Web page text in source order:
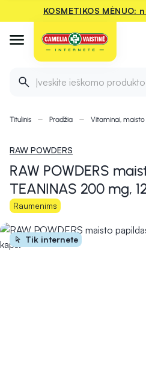
KOSMETIKOS
Įveskite ieškomo
Titulinis Pradžia Vitaminai,
RAW POWDERS
RAW POWDERS
TEANINAS 200 mg,
Raumenims
Tik internete